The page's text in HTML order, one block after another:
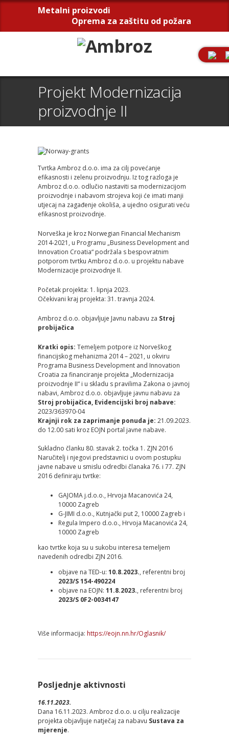
Metalni proizvodi
Oprema za zaštitu od požara
Projekt Modernizacija
proizvodnje II
Tvrtka Ambroz d.o.o. ima za cilj povećanje
efikasnosti i zelenu proizvodnju. Iz tog razloga je
Ambroz d.o.o. odlučio nastaviti sa modernizacijom
proizvodnje i nabavom strojeva koji će imati manji
utjecaj na zagađenje okoliša, a ujedno osigurati veću
efikasnost proizvodnje.
Norveška je kroz Norwegian Financial Mechanism
2014-2021, u Programu „Business Development and
Innovation Croatia“ podržala s bespovratnim
potporom tvrtku Ambroz d.o.o. u projektu nabave
Modernizacije proizvodnje II.
Početak projekta: 1. lipnja 2023.
Očekivani kraj projekta: 31. travnja 2024.
Ambroz d.o.o. objavljuje Javnu nabavu za Stroj
probijačica
Kratki opis: Temeljem potpore iz Norveškog
financijskog mehanizma 2014 – 2021, u okviru
Programa Business Development and Innovation
Croatia za financiranje projekta „Modernizacija
proizvodnje II“ i u skladu s pravilima Zakona o javnoj
nabavi, Ambroz d.o.o. objavljuje javnu nabavu za
Stroj probijačica, Evidencijski broj nabave:
2023/363970-04
Krajnji rok za zaprimanje ponuda je: 21.09.2023.
do 12.00 sati kroz EOJN portal javne nabave.
Sukladno članku 80. stavak 2. točka 1. ZJN 2016
Naručitelj i njegovi predstavnici u ovom postupku
javne nabave u smislu odredbi članaka 76. i 77. ZJN
2016 definiraju tvrtke:
GAJOMA j.d.o.o., Hrvoja Macanovića 24,
10000 Zagreb
G-JIMI d.o.o., Kutnjački put 2, 10000 Zagreb i
Regula Impero d.o.o., Hrvoja Macanovića 24,
10000 Zagreb
kao tvrtke koja su u sukobu interesa temeljem
navedenih odredbi ZJN 2016.
objave na TED-u: 10.8.2023., referentni broj
2023/S 154-490224
objave na EOJN: 11.8.2023., referentni broj
2023/S 0F2-0034147
Više informacija: https://eojn.nn.hr/Oglasnik/
Posljednje aktivnosti
16.11.2023.
Dana 16.11.2023. Ambroz d.o.o. u cilju realizacije
projekta objavljuje natječaj za nabavu Sustava za
mjerenje.